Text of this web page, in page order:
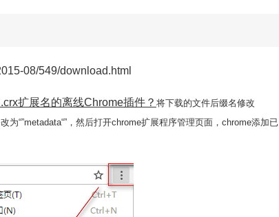
08/549/download.html
扩展名的离线Chrome插件？ 将下载的文件后缀名修改
为“”metadata“”，然后打开chrome扩展程序管理页面，chrome添加已